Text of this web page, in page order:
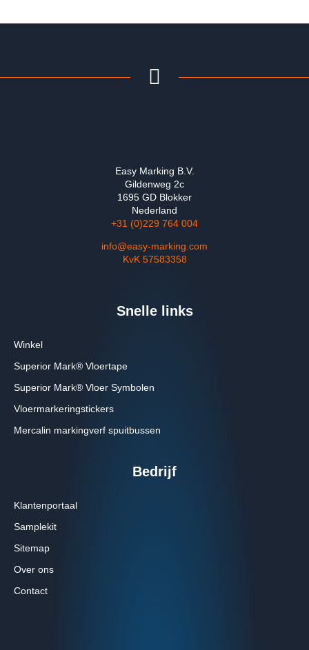
Easy Marking B.V.
Gildenweg 2c
1695 GD Blokker
Nederland
+31 (0)229 764 004
info@easy-marking.com
KvK 57583358
Snelle links
Winkel
Superior Mark® Vloertape
Superior Mark® Vloer Symbolen
Vloermarkeringstickers
Mercalin markingverf spuitbussen
Bedrijf
Klantenportaal
Samplekit
Sitemap
Over ons
Contact